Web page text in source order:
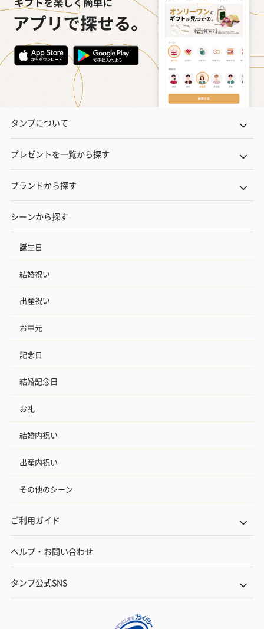
円）
ハンドタオル・ハンカチ
ハンドタオル・ハンカチを同梱してお届けいたします。ギフトへ
の＋αにおすすめです。
ンク）（1,760円）
キャンドル・お香
キャンドル・お香を同梱してお届けいたします。
フラッグカプセル：イ
（END）（880円）
（880円）
お酒
お酒を同梱してお届けいたします。
※20歳未満の方への酒類の販売はいたしません。
タンプについて
プレゼントを一覧から探す
ブランドから探す
シーンから探す
誕生日
結婚祝い
出産祝い
お中元
記念日
結婚記念日
お礼
結婚内祝い
出産内祝い
その他のシーン
ご利用ガイド
ヘルプ・お問い合わせ
タンプ公式SNS